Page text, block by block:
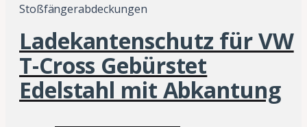
Stoßfängerabdeckungen
Ladekantenschutz für VW
T-Cross Gebürstet
Edelstahl mit Abkantung